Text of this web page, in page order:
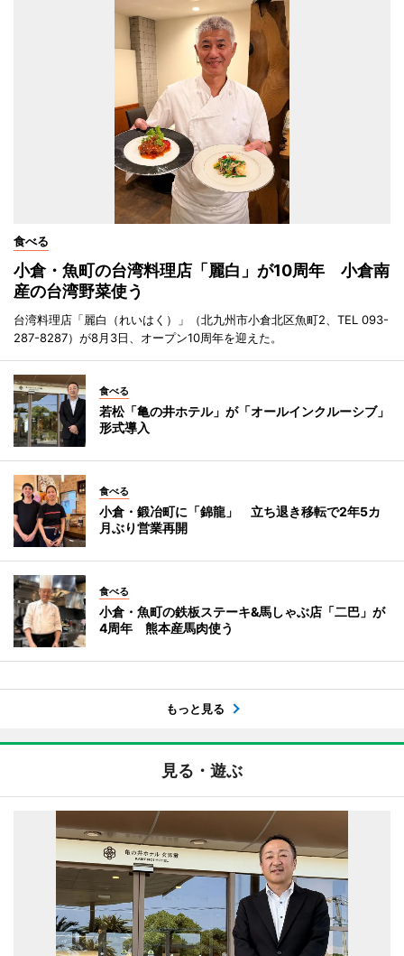
食べる
小倉・魚町の台湾料理店「麗白」が10周年 小倉南
産の台湾野菜使う
台湾料理店「麗白（れいはく）」（北九州市小倉北区魚町2、TEL 093-
287-8287）が8月3日、オープン10周年を迎えた。
食べる
若松「亀の井ホテル」が「オールインクルーシブ」
形式導入
食べる
小倉・鍛冶町に「錦龍」 立ち退き移転で2年5カ
月ぶり営業再開
食べる
小倉・魚町の鉄板ステーキ&馬しゃぶ店「二巴」が
4周年 熊本産馬肉使う
もっと見る
見る・遊ぶ